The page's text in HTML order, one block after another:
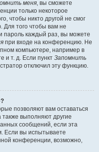
меня , вы сможете
только некоторое
чтобы никто другой не смог
Для того чтобы вам не
пароль каждый раз, вы можете
при входе на конференцию. Не
компьютере, например в
и т. д. Если пункт Запомнить
отключил эту функцию.
позволяют вам оставаться
выполняют другие
сообщений, если эта
Если вы испытываете
конференции, возможно,